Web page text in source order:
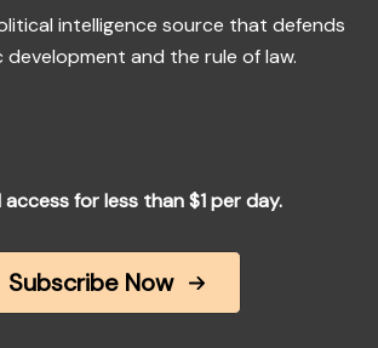
intelligence source that defends
development and the rule of law.
access for less than $1 per day.
Subscribe Now